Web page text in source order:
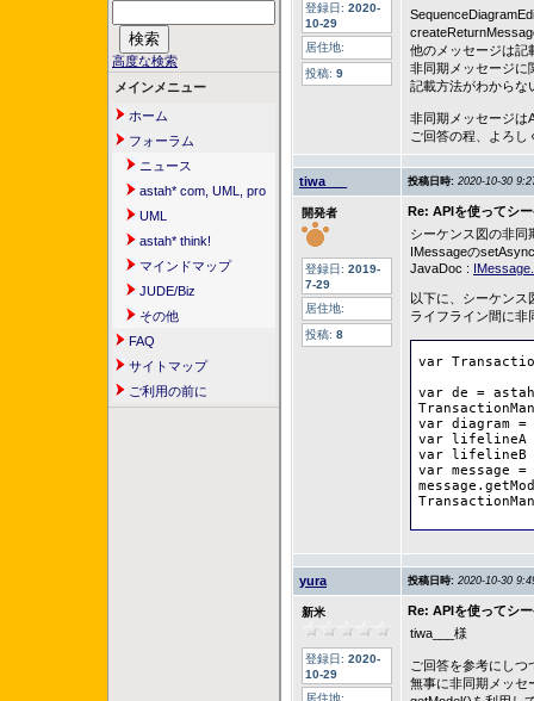
高度な検索
メインメニュー
ホーム
フォーラム
ニュース
astah* com, UML, pro
UML
astah* think!
マインドマップ
JUDE/Biz
その他
FAQ
サイトマップ
ご利用の前に
登録日: 2020-
10-29
居住地:
投稿: 9
他のメッセージは記
非同期メッセージに
記載方法がわからな
非同期メッセージは
ご回答の程、よろし
tiwa___ 投稿日時: 2020-10-30
開発者
登録日: 2019-
7-29
居住地:
投稿: 8
Re: APIを使ってシ
シーケンス図の非同
IMessageの
JavaDoc :
以下に、シーケンス
ライフライン間に非
var
var de =
var diagram =
var lifelineA
var lifelineB
var message
yura 投稿日時: 2020-10-30
新米
登録日: 2020-
10-29
居住地:
Re: APIを使ってシ
tiwa___様
ご回答を参考にしつ
無事に非同期メッセ